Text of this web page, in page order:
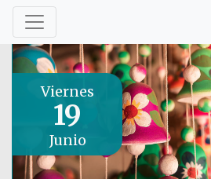
Viernes
19
Junio